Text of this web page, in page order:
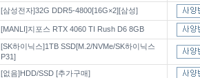
[삼성전자]32G DDR5-4800[16G×2][삼성]
[MANLI]지포스 RTX 4060 TI Rush D6 8GB
[SK하이닉스]1TB SSD[M.2/NVMe/SK하이닉스
P31]
[없음]HDD/SSD [추가구매]